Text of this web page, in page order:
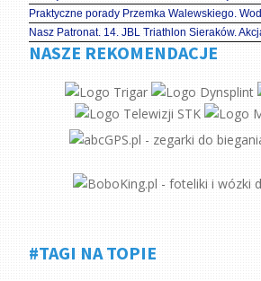
Praktyczne porady Przemka Walewskiego.
Nasz Patronat. 14. JBL Triathlon Sieraków.
NASZE REKOMENDACJE
#TAGI NA TOPIE